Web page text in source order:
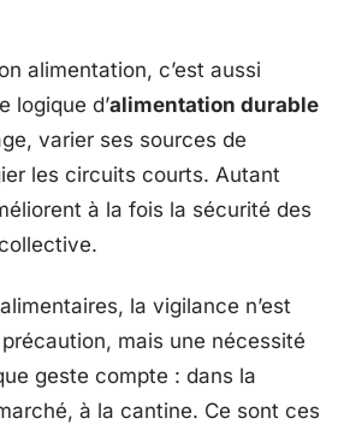
alimentation, c’est aussi
logique d’alimentation durable
varier ses sources de
les circuits courts. Autant
à la fois la sécurité des
la vigilance n’est
mais une nécessité
geste compte : dans la
à la cantine. Ce sont ces